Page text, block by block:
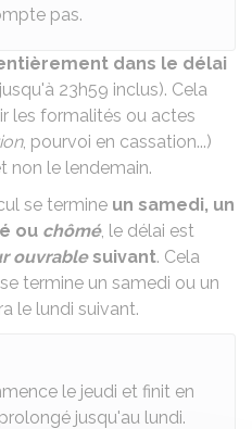
pas.
dans le délai
23h59 inclus). Cela
les formalités ou actes
, pourvoi en cassation...)
non le lendemain.
se termine un samedi, un
ou chômé, le délai est
ouvrablesuivant. Cela
termine un samedi ou un
le lundi suivant.
le jeudi et finit en
jusqu'au lundi.